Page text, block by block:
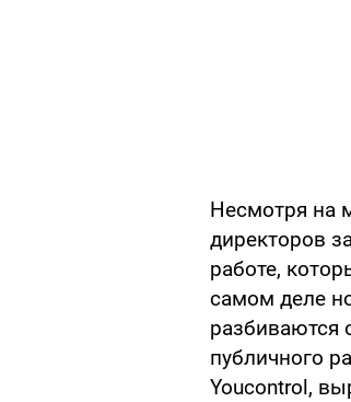
Несмотря на
директоров
работе,
самом деле
разбиваются
публичного
Youcontrol,